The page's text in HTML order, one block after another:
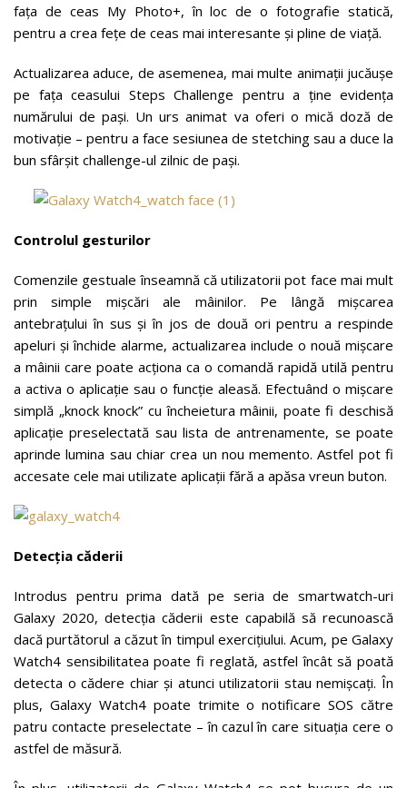
fața de ceas My Photo+, în loc de o fotografie statică,
pentru a crea fețe de ceas mai interesante și pline de viață.
Actualizarea aduce, de asemenea, mai multe animații jucăușe
pe fața ceasului Steps Challenge pentru a ține evidența
numărului de pași. Un urs animat va oferi o mică doză de
motivație – pentru a face sesiunea de stetching sau a duce la
bun sfârșit challenge-ul zilnic de pași.
Controlul gesturilor
Comenzile gestuale înseamnă că utilizatorii pot face mai mult
prin simple mișcări ale mâinilor. Pe lângă mișcarea
antebrațului în sus și în jos de două ori pentru a respinde
apeluri și închide alarme, actualizarea include o nouă mișcare
a mâinii care poate acționa ca o comandă rapidă utilă pentru
a activa o aplicație sau o funcție aleasă. Efectuând o mișcare
simplă „knock knock” cu încheietura mâinii, poate fi deschisă
aplicație preselectată sau lista de antrenamente, se poate
aprinde lumina sau chiar crea un nou memento. Astfel pot fi
accesate cele mai utilizate aplicații fără a apăsa vreun buton.
Detecția căderii
Introdus pentru prima dată pe seria de smartwatch-uri
Galaxy 2020, detecția căderii este capabilă să recunoască
dacă purtătorul a căzut în timpul exercițiului. Acum, pe Galaxy
Watch4 sensibilitatea poate fi reglată, astfel încât să poată
detecta o cădere chiar și atunci utilizatorii stau nemișcați. În
plus, Galaxy Watch4 poate trimite o notificare SOS către
patru contacte preselectate – în cazul în care situația cere o
astfel de măsură.